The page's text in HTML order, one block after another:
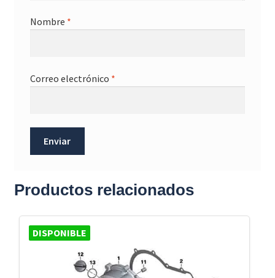
Nombre *
Correo electrónico *
Productos relacionados
DISPONIBLE